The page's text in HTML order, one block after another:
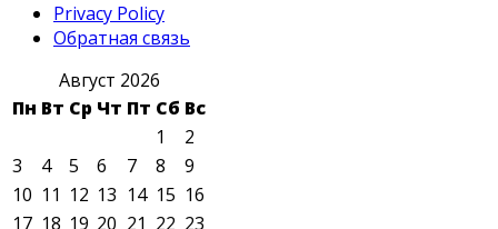
Privacy Policy
Обратная связь
Август 2026
Пн Вт Ср Чт Пт Сб Вс
1
2
3
4 5 6 7 8
9
10 11 12 13 14 15 16
17 18 19 20 21 22 23